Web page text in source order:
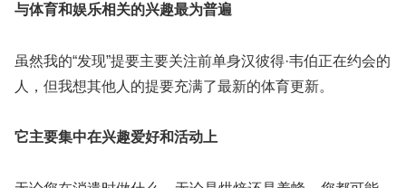
与体育和娱乐相关的兴趣最为普遍
虽然我的“发现”提要主要关注前单身汉彼得·韦伯正在约会的
人，但我想其他人的提要充满了最新的体育更新。
它主要集中在兴趣爱好和活动上